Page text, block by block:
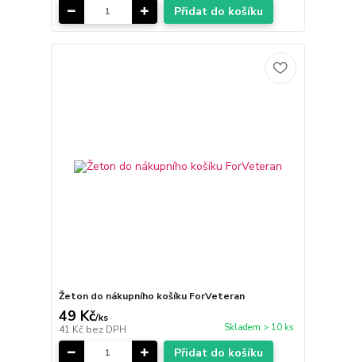
Přidat do košíku
Žeton do nákupního košíku ForVeteran
49 Kč/ks
41 Kč bez DPH Skladem > 10 ks
Přidat do košíku